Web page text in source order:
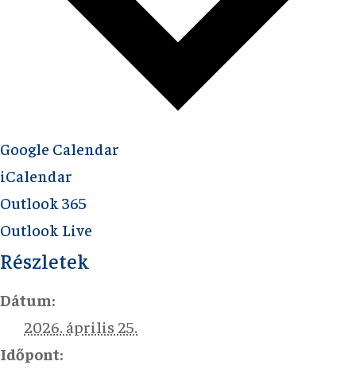
Google Calendar
iCalendar
Outlook 365
Outlook Live
Részletek
Dátum:
2026. április 25.
Időpont: